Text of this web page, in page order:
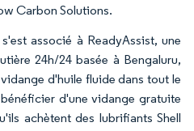
Carbon Solutions.
s'est associé à ReadyAssist, une
24h/24 basée à Bengaluru,
d'huile fluide dans tout le
d'une vidange gratuite
achètent des lubrifiants Shell